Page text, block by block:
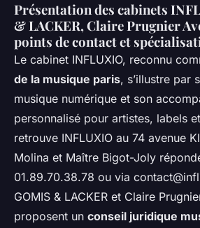
Présentation des cabinets
& LACKER, Claire Prugnier
points de contact et
Le cabinet INFLUXIO, reconnu
de la musique paris, s’illustre par
musique numérique et son
personnalisé pour artistes, labels
retrouve INFLUXIO au 74 avenue
Molina et Maître Bigot-Joly
01.89.70.38.78 ou via
GOMIS & LACKER et Claire
proposent un conseil juridique